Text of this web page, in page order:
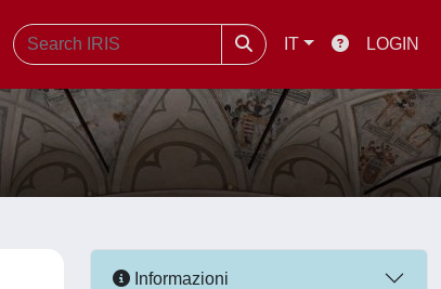
IT LOGIN
Informazioni